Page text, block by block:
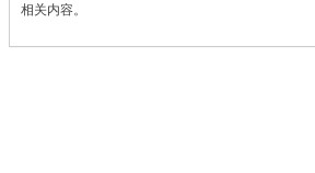
相关内容。